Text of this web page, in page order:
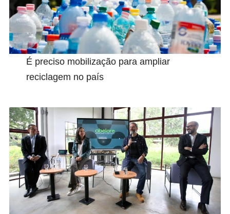
É preciso mobilização para ampliar
reciclagem no país